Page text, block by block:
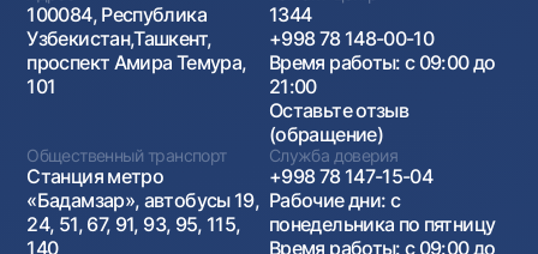
100084, Республика
Узбекистан,Ташкент,
проспект Амира Темура,
101
1344
+998 78 148-00-10
Время работы: с 09:00 до
21:00
Оставьте отзыв
(обращение)
Общественный транспорт
Станция метро
«Бадамзар», автобусы 19,
24, 51, 67, 91, 93, 95, 115,
140
Служба доверия
+998 78 147-15-04
Рабочие дни: с
понедельника по пятницу
Время работы: с 09:00 до